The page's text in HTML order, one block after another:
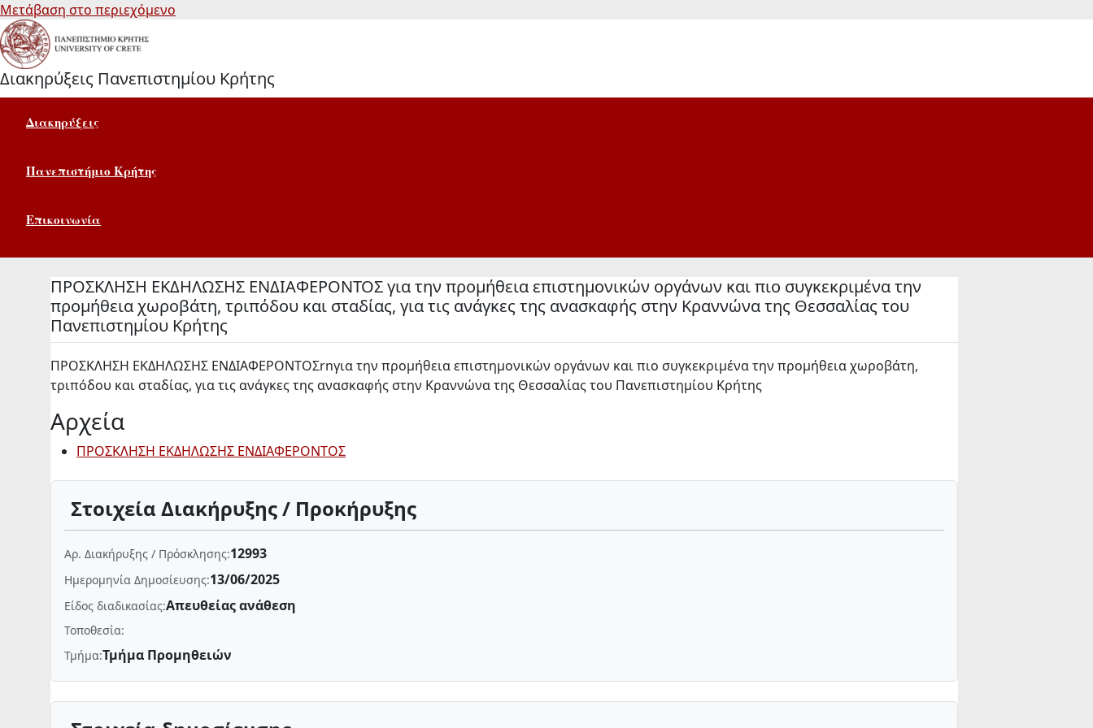
Μετάβαση στο περιεχόμενο
Διακηρύξεις Πανεπιστημίου Κρήτης
Διακηρύξεις
Πανεπιστήμιο Κρήτης
Επικοινωνία
ΠΡΟΣΚΛΗΣΗ ΕΚΔΗΛΩΣΗΣ ΕΝΔΙΑΦΕΡΟΝΤΟΣ για την προμήθεια επιστημονικών οργάνων και πιο συγκεκριμένα την
προμήθεια χωροβάτη, τριπόδου και σταδίας, για τις ανάγκες της ανασκαφής στην Κραννώνα της Θεσσαλίας του
Πανεπιστημίου Κρήτης
ΠΡΟΣΚΛΗΣΗ ΕΚΔΗΛΩΣΗΣ ΕΝΔΙΑΦΕΡΟΝΤΟΣrnγια την προμήθεια επιστημονικών οργάνων και πιο συγκεκριμένα την προμήθεια χωροβάτη,
τριπόδου και σταδίας, για τις ανάγκες της ανασκαφής στην Κραννώνα της Θεσσαλίας του Πανεπιστημίου Κρήτης
Αρχεία
ΠΡΟΣΚΛΗΣΗ ΕΚΔΗΛΩΣΗΣ ΕΝΔΙΑΦΕΡΟΝΤΟΣ
Στοιχεία Διακήρυξης / Προκήρυξης
Αρ. Διακήρυξης / Πρόσκλησης:12993
Ημερομηνία Δημοσίευσης:13/06/2025
Είδος διαδικασίας:Απευθείας ανάθεση
Τοποθεσία:
Τμήμα:Τμήμα Προμηθειών